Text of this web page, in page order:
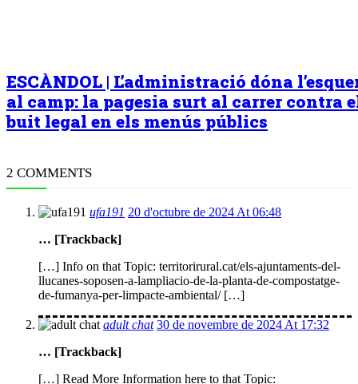
ESCÀNDOL | L’administració dóna
al camp: la pagesia surt al carrer contra
buit legal en els menús públics
2 COMMENTS
ufa191 20 d'octubre de 2024 At 06:48
… [Trackback]
[…] Info on that Topic: territorirural.cat/els-ajuntaments-del-
llucanes-soposen-a-lampliacio-de-la-planta-de-compostatge-
de-fumanya-per-limpacte-ambiental/ […]
adult chat 30 de novembre de 2024 At 17:32
… [Trackback]
[…] Read More Information here to that Topic: